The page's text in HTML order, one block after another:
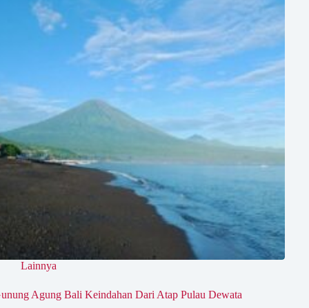
Lainnya
Agung Bali Keindahan Dari Atap Pulau Dewata